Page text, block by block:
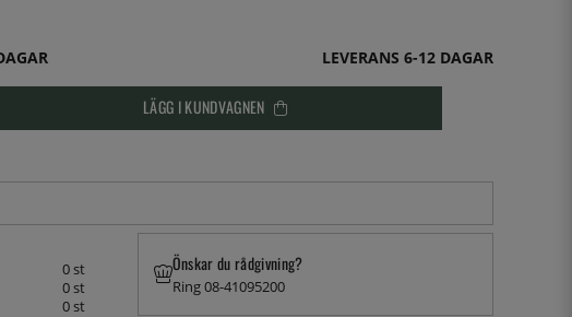
LEVERANS 6-12 DAGAR
LÄGG I KUNDVAGNEN
0 st
0 st
0 st
Önskar du rådgivning?
Ring 08-41095200